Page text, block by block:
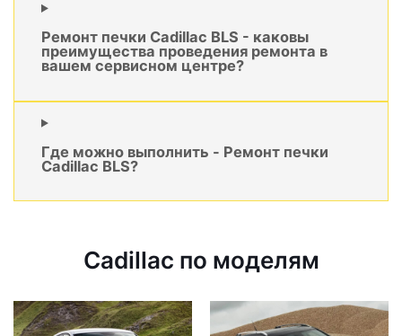
Ремонт печки Cadillac BLS - каковы
преимущества проведения ремонта в
вашем сервисном центре?
Где можно выполнить - Ремонт печки
Cadillac BLS?
Cadillac по моделям